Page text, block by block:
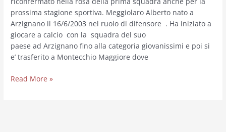
prossima stagione sportiva. Meggiolaro Alberto nato a
Arzignano il 16/6/2003 nel ruolo di difensore . Ha iniziato a
giocare a calcio con la squadra del suo
paese ad Arzignano fino alla categoria giovanissimi e poi si
e’ trasferito a Montecchio Maggiore dove
Read More »